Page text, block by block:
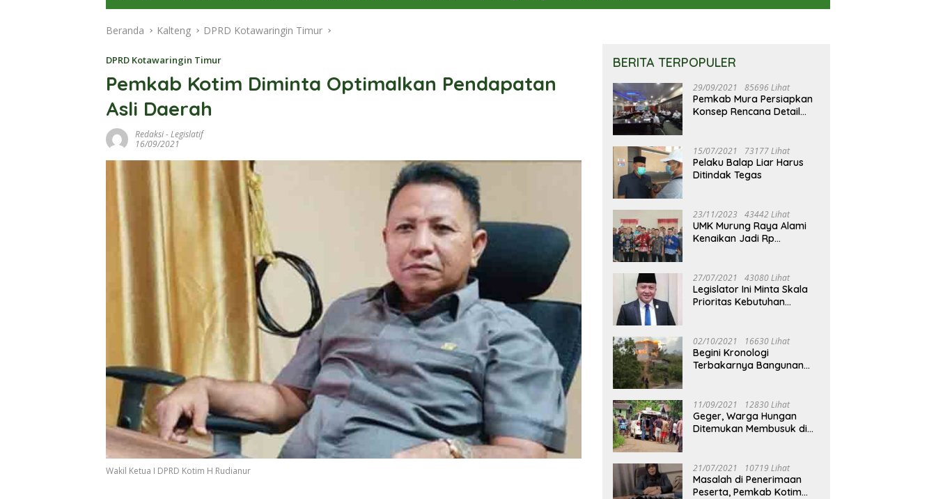
Beranda Kalteng DPRD Kotawaringin Timur
DPRD Kotawaringin Timur
Pemkab Kotim Diminta Optimalkan Pendapatan
Asli Daerah
Redaksi-Legislatif
16/09/2021
Wakil Ketua I DPRD Kotim H Rudianur
BERITA TERPOPULER
29/09/2021 85696 Lihat
Pemkab Mura Persiapkan
Konsep Rencana Detail
15/07/2021 73177 Lihat
Pelaku Balap Liar Harus
Ditindak Tegas
23/11/2023 43442 Lihat
UMK Murung Raya Alami
Kenaikan Jadi Rp
27/07/2021 43080 Lihat
Legislator Ini Minta Skala
Prioritas Kebutuhan
02/10/2021 16630 Lihat
Begini Kronologi
Terbakarnya Bangunan
11/09/2021 12830 Lihat
Geger, Warga Hungan
Ditemukan Membusuk di
21/07/2021 10719 Lihat
Masalah di Penerimaan
Peserta, Pemkab Kotim